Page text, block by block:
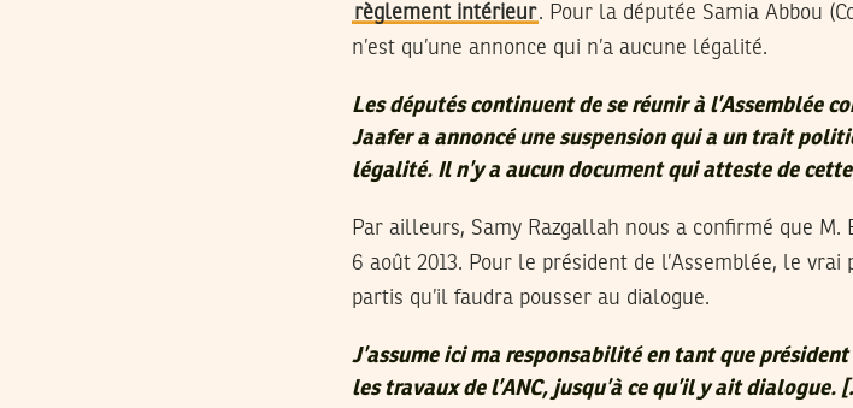
règlement intérieur. Pour la députée Samia Abbou
n’est qu’une annonce qui n’a aucune légalité.
Les députés continuent de se réunir à l’Assemblée
Jaafer a annoncé une suspension qui a un trait
légalité. Il n’y a aucun document qui atteste de
Par ailleurs, Samy Razgallah nous a confirmé que
6 août 2013. Pour le président de l’Assemblée, le
partis qu’il faudra pousser au dialogue.
J’assume ici ma responsabilité en tant que président
les travaux de l’ANC, jusqu’à ce qu’il y ait dialogue.